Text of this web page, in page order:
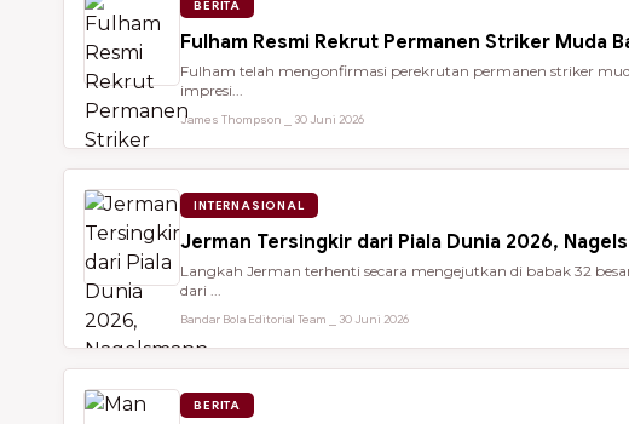
BERITA
Fulham Resmi Rekrut Permanen Striker Muda
Fulham telah mengonfirmasi perekrutan permanen striker
impresi...
James Thompson ⎯ 30 Juni 2026
INTERNASIONAL
Jerman Tersingkir dari Piala Dunia 2026,
Langkah Jerman terhenti secara mengejutkan di babak 32
dari ...
Bandar Bola Editorial Team ⎯ 30 Juni 2026
BERITA